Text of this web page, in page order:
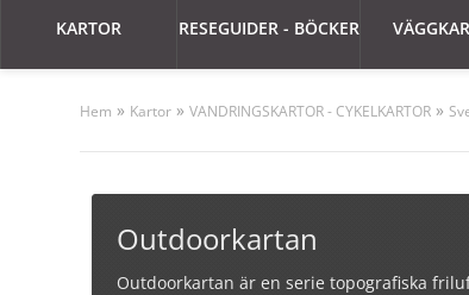
KARTOR RESEGUIDER - BÖCKER
Hem » Kartor »VANDRINGSKARTOR - CYKELKARTOR »
Outdoorkartan
Outdoorkartan är en serie topografiska